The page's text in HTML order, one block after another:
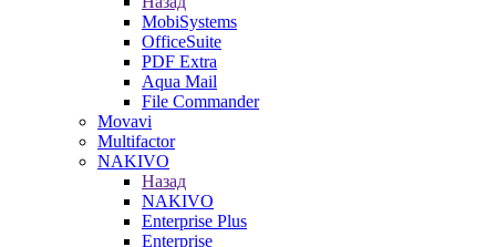
MobiSystems
OfficeSuite
PDF Extra
Aqua Mail
File Commander
Movavi
Multifactor
NAKIVO
Назад
NAKIVO
Enterprise Plus
Enterprise